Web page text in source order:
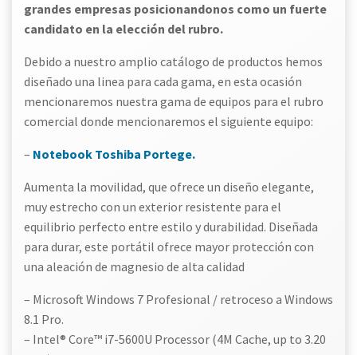
grandes empresas posicionandonos como un fuerte
candidato en la elección del rubro.
Debido a nuestro amplio catálogo de productos hemos
diseñado una linea para cada gama, en esta ocasión
mencionaremos nuestra gama de equipos para el rubro
comercial donde mencionaremos el siguiente equipo:
– Notebook Toshiba Portege.
Aumenta la movilidad, que ofrece un diseño elegante,
muy estrecho con un exterior resistente para el
equilibrio perfecto entre estilo y durabilidad. Diseñada
para durar, este portátil ofrece mayor protección con
una aleación de magnesio de alta calidad
– Microsoft Windows 7 Profesional / retroceso a Windows
8.1 Pro.
– Intel® Core™ i7-5600U Processor (4M Cache, up to 3.20